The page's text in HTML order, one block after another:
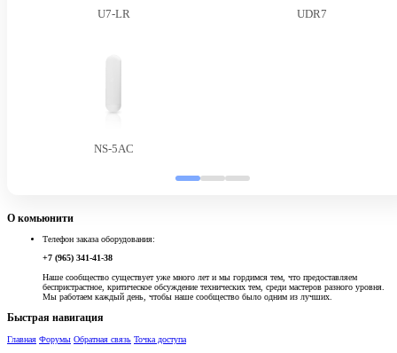
U7-LR UDR7
NS-5AC
О комьюнити
Телефон заказа оборудования:
+7 (965) 341-41-38
Наше сообщество существует уже много лет и мы гордимся тем, что предоставляем
беспристрастное, критическое обсуждение технических тем, среди мастеров разного уровня.
Мы работаем каждый день, чтобы наше сообщество было одним из лучших.
Быстрая навигация
Главная Форумы Обратная связь Точка доступа